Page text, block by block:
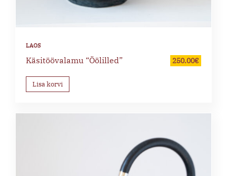
Käsitöövalamu “Öölilled” 250.00€
Lisa korvi